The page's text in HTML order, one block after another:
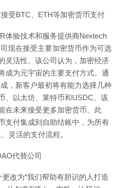
受BTC、ETH等加密货币支付
体验技术和服务提供商Nextech
现在接受主要加密货币作为可选
灵活性。该公司认为，加密经济
成为元宇宙的主要支付方式。通
，新客户最初将有能力选择几种
、以太坊、莱特币和USDC。该
在未来接受更多加密货币。此
支付集成到自助结账中，为所有
灵活的支付流程。
代替公司
改为“我们帮助有胆识的人打造